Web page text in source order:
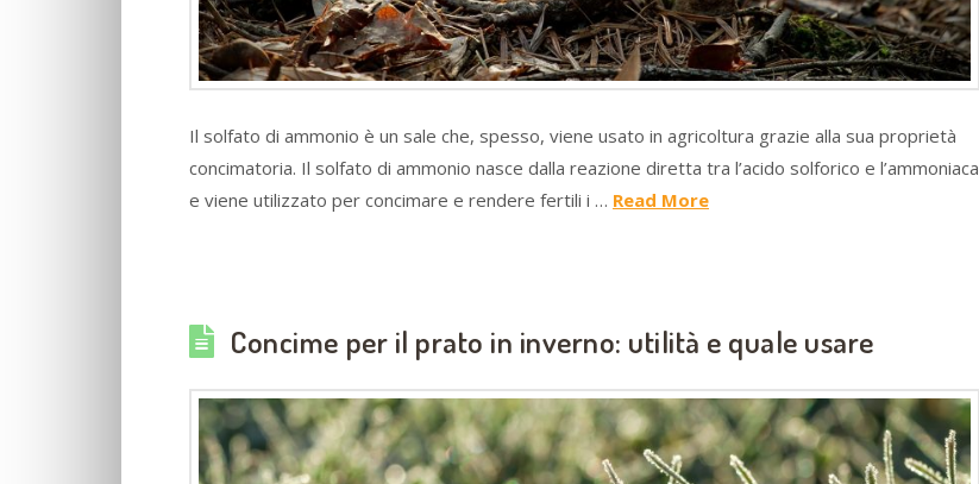
Il solfato di ammonio è un sale che, spesso, viene usato in agricoltura grazie alla sua proprietà
concimatoria. Il solfato di ammonio nasce dalla reazione diretta tra l’acido solforico e l’ammoniaca
e viene utilizzato per concimare e rendere fertili i … Read More
Concime per il prato in inverno: utilità e quale usare